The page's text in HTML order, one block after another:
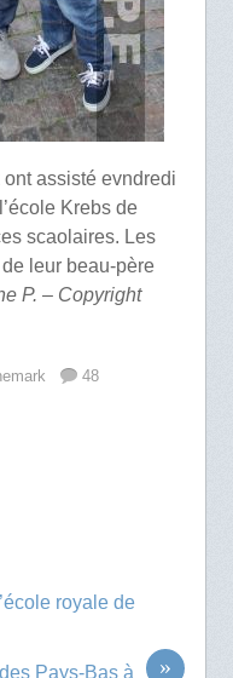
ont assisté evndredi
Krebs de
scaolaires. Les
leur beau-père
P. – Copyright
48
royale de
»
Pays-Bas à